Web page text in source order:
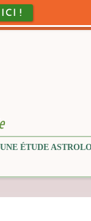
ÉTUDE
!